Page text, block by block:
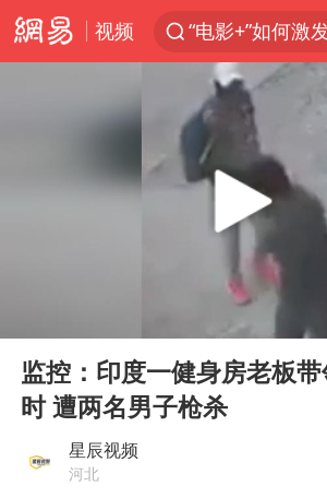
视频
秋天的第一杯
Play
监控：印度一健身房老板
时 遭两名男子枪杀
星辰视频
河北